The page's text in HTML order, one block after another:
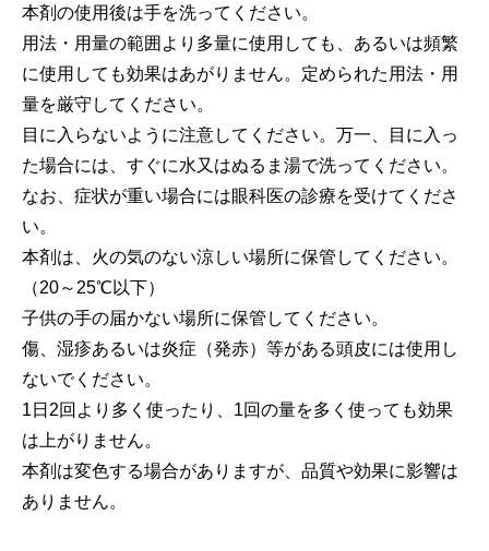
本剤の使用後は手を洗ってください。
用法・用量の範囲より多量に使用しても、あるいは頻繁
に使用しても効果はあがりません。定められた用法・用
量を厳守してください。
目に入らないように注意してください。万一、目に入っ
た場合には、すぐに水又はぬるま湯で洗ってください。
なお、症状が重い場合には眼科医の診療を受けてくださ
い。
本剤は、火の気のない涼しい場所に保管してください。
（20～25℃以下）
子供の手の届かない場所に保管してください。
傷、湿疹あるいは炎症（発赤）等がある頭皮には使用し
ないでください。
1日2回より多く使ったり、1回の量を多く使っても効果
は上がりません。
本剤は変色する場合がありますが、品質や効果に影響は
ありません。